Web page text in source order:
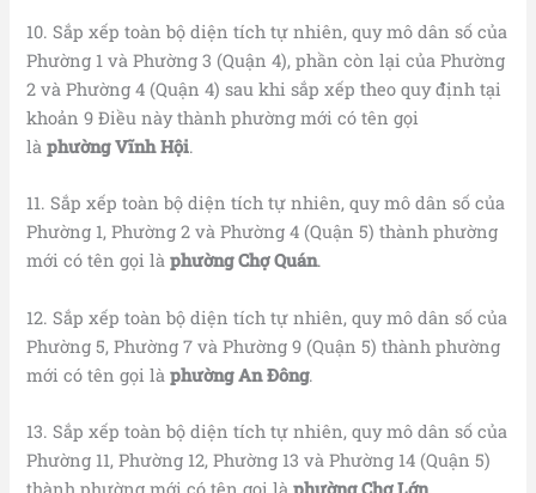
10. Sắp xếp toàn bộ diện tích tự nhiên, quy mô dân số của
Phường 1 và Phường 3 (Quận 4), phần còn lại của Phường
2 và Phường 4 (Quận 4) sau khi sắp xếp theo quy định tại
khoản 9 Điều này thành phường mới có tên gọi
làphườngVĩnh Hội.
11. Sắp xếp toàn bộ diện tích tự nhiên, quy mô dân số của
Phường 1, Phường 2 và Phường 4 (Quận 5) thành phường
mới có tên gọi làphườngChợ Quán.
12. Sắp xếp toàn bộ diện tích tự nhiên, quy mô dân số của
Phường 5, Phường 7 và Phường 9 (Quận 5) thành phường
mới có tên gọi làphườngAn Đông.
13. Sắp xếp toàn bộ diện tích tự nhiên, quy mô dân số của
Phường 11, Phường 12, Phường 13 và Phường 14 (Quận 5)